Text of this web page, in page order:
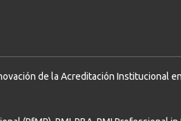
de la Acreditación Institucional